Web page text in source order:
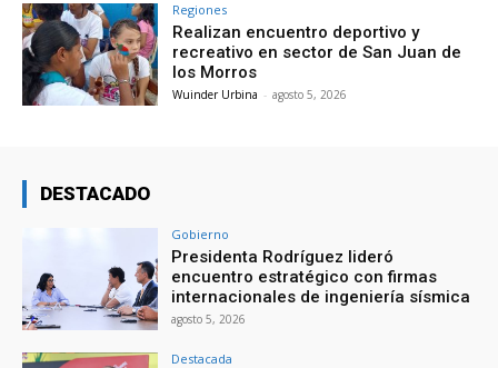
Regiones
Realizan encuentro deportivo y
recreativo en sector de San Juan de
los Morros
Wuinder Urbina - agosto 5, 2026
DESTACADO
Gobierno
Presidenta Rodríguez lideró
encuentro estratégico con firmas
internacionales de ingeniería sísmica
agosto 5, 2026
Destacada